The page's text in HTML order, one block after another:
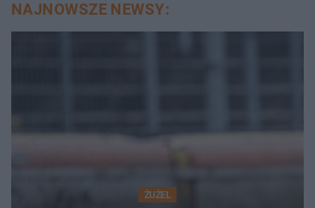
NAJNOWSZE NEWSY:
ŻUŻEL